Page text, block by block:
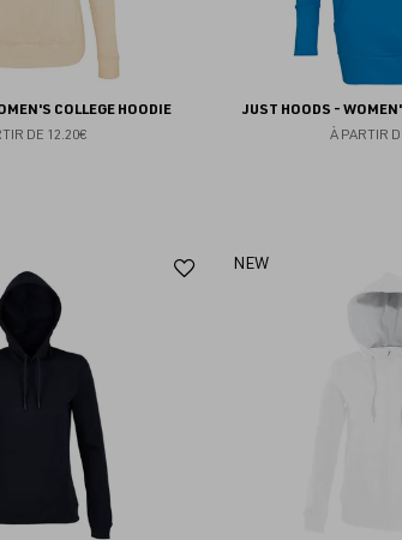
COLLEGE HOODIE
DE 12.20€
JUST HOODS -
À PARTIR
Ajouter
NEW